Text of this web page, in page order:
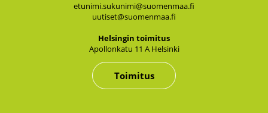
etunimi.sukunimi@suomenmaa.fi
uutiset@suomenmaa.fi
Hel­sin­gin toi­mi­tus
Apol­lon­ka­tu 11 A Hel­sin­ki
Toimitus